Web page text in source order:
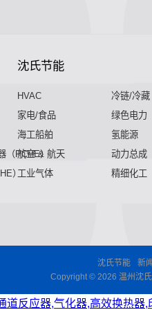
（PCHE）
）
沈氏节能
HVAC
冷链/冷藏
家电/食品
绿色电力
海工船舶
氢能源
航空 & 航天
动力总成
工业气体
精细化工
沈氏节能 新闻
Copyright © 2026 温州沈
反应器,气化器,高效换热